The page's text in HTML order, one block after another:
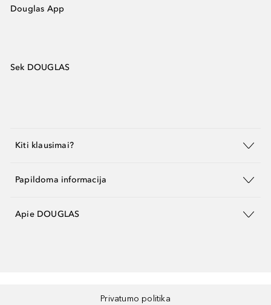
Douglas App
Sek DOUGLAS
Kiti klausimai?
Papildoma informacija
Apie DOUGLAS
Privatumo politika